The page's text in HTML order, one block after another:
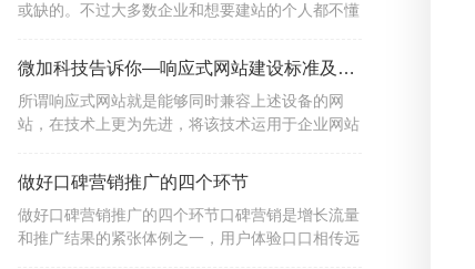
或缺的。不过大多数企业和想要建站的个人都不懂
司了。网页设计公司有哪些呢？国内外比较知名的
有WordPress, Strikingly, Wix，上线了，
微加科技告诉你—响应式网站建设标准及注意事项
所谓响应式网站就是能够同时兼容上述设备的网
站，在技术上更为先进，将该技术运用于企业网站
有效抓住一些其他终端的潜在客户，更重要的一点
就是，可以随时随地向客户展示自己的网站。
做好口碑营销推广的四个环节
做好口碑营销推广的四个环节口碑营销是增长流量
和推广结果的紧张体例之一，用户体验口口相传远